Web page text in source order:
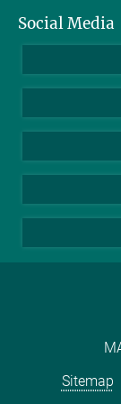
Zahlen und
Meldestelle
Bluesky
TikTok
Social Media
Instagram
YouTube
Sitemap